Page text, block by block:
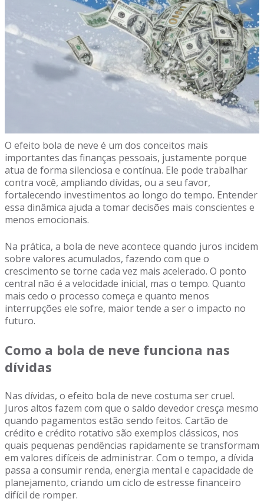
O efeito bola de neve é um dos conceitos mais
importantes das finanças pessoais, justamente porque
atua de forma silenciosa e contínua. Ele pode trabalhar
contra você, ampliando dívidas, ou a seu favor,
fortalecendo investimentos ao longo do tempo. Entender
essa dinâmica ajuda a tomar decisões mais conscientes e
menos emocionais.
Na prática, a bola de neve acontece quando juros incidem
sobre valores acumulados, fazendo com que o
crescimento se torne cada vez mais acelerado. O ponto
central não é a velocidade inicial, mas o tempo. Quanto
mais cedo o processo começa e quanto menos
interrupções ele sofre, maior tende a ser o impacto no
futuro.
Como a bola de neve funciona nas
dívidas
Nas dívidas, o efeito bola de neve costuma ser cruel.
Juros altos fazem com que o saldo devedor cresça mesmo
quando pagamentos estão sendo feitos. Cartão de
crédito e crédito rotativo são exemplos clássicos, nos
quais pequenas pendências rapidamente se transformam
em valores difíceis de administrar. Com o tempo, a dívida
passa a consumir renda, energia mental e capacidade de
planejamento, criando um ciclo de estresse financeiro
difícil de romper.